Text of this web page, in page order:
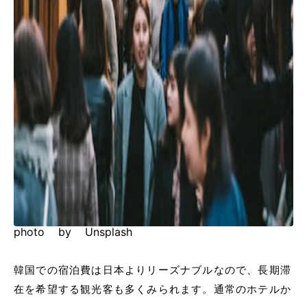
photo by Unsplash
韓国での宿泊費は日本よりリーズナブルなので、長期滞
在を希望する観光客も多くみられます。通常のホテルか